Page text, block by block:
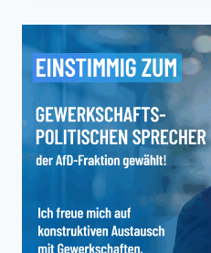
IM
LANDTAG
–
WAS
WEISS D
IE L
BER L